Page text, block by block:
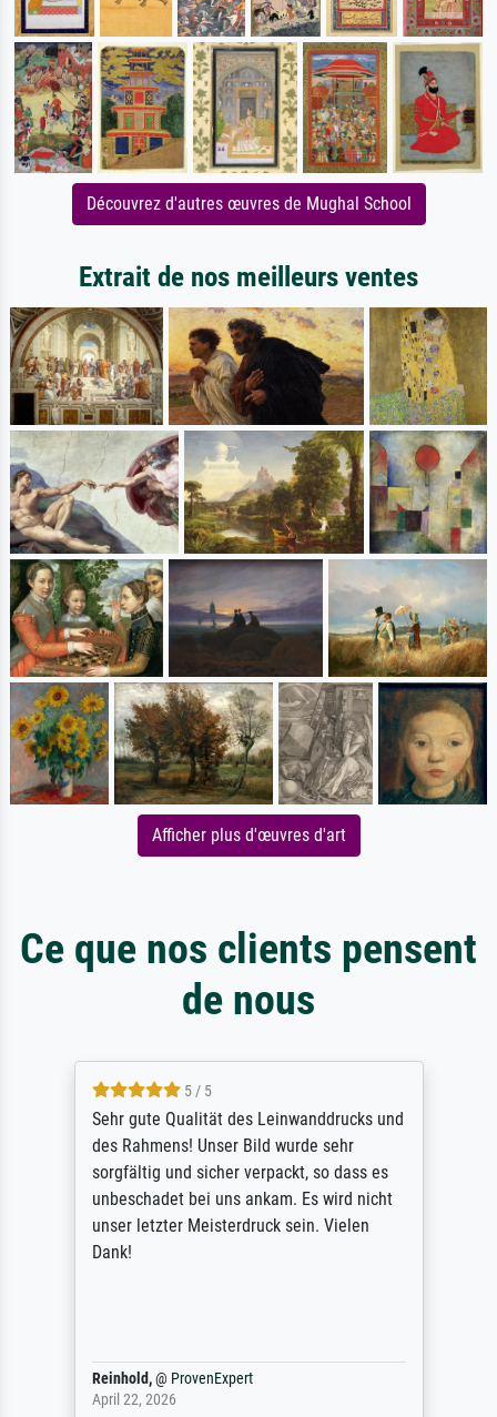
Découvrez d'autres œuvres de Mughal School
Extrait de nos meilleurs ventes
Afficher plus d'œuvres d'art
Ce que nos clients pensent
de nous
5 / 5
Sehr gute Qualität des Leinwanddrucks und
des Rahmens! Unser Bild wurde sehr
sorgfältig und sicher verpackt, so dass es
unbeschadet bei uns ankam. Es wird nicht
unser letzter Meisterdruck sein. Vielen
Dank!
Reinhold,@ ProvenExpert
April 22, 2026